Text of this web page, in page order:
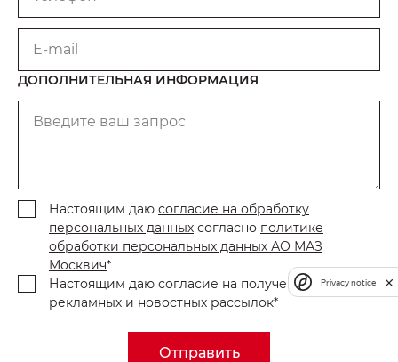
E-mail
ДОПОЛНИТЕЛЬНАЯ ИНФОРМАЦИЯ
Введите ваш запрос
Настоящим даю согласие на обработку
персональных данных согласно политике
обработки персональных данных АО МАЗ
Москвич*
Настоящим даю согласие на получение
рекламных и новостных рассылок*
Отправить
Privacy notice